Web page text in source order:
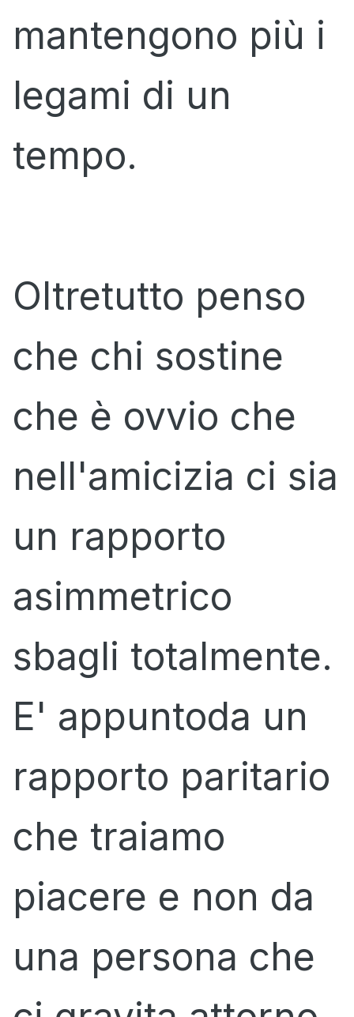
mantengono più i
legami di un
tempo.
Oltretutto penso
che chi sostine
che è ovvio che
nell'amicizia ci sia
un rapporto
asimmetrico
sbagli totalmente.
E' appuntoda un
rapporto paritario
che traiamo
piacere e non da
una persona che